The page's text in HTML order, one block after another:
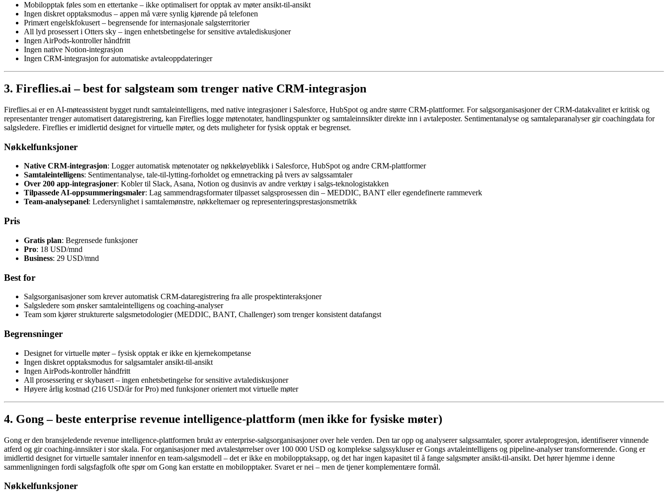
Mobilopptak føles som en ettertanke – ikke optimalisert for opptak av møter ansikt-til-ansikt
Ingen diskret opptaksmodus – appen må være synlig kjørende på telefonen
Primært engelskfokusert – begrensende for internasjonale salgsterritorier
All lyd prosessert i Otters sky – ingen enhetsbetingelse for sensitive avtalediskusjoner
Ingen AirPods-kontroller håndfritt
Ingen native Notion-integrasjon
Ingen CRM-integrasjon for automatiske avtaleoppdateringer
3. Fireflies.ai – best for salgsteam som trenger native CRM-integrasjon
Fireflies.ai er en AI-møteassistent bygget rundt samtaleintelligens, med native integrasjoner i Salesforce, HubSpot og andre større CRM-plattformer. For salgsorganisasjoner der CRM-datakvalitet er kritisk og
representanter trenger automatisert dataregistrering, kan Fireflies logge møtenotater, handlingspunkter og samtaleinnsikter direkte inn i avtaleposter. Sentimentanalyse og samtaleparanalyser gir coachingdata for
salgsledere. Fireflies er imidlertid designet for virtuelle møter, og dets muligheter for fysisk opptak er begrenset.
Nøkkelfunksjoner
Native CRM-integrasjon: Logger automatisk møtenotater og nøkkeløyeblikk i Salesforce, HubSpot og andre CRM-plattformer
Samtaleintelligens: Sentimentanalyse, tale-til-lytting-forholdet og emnetracking på tvers av salgssamtaler
Over 200 app-integrasjoner: Kobler til Slack, Asana, Notion og dusinvis av andre verktøy i salgs-teknologistakken
Tilpassede AI-oppsummeringsmaler: Lag sammendragsformater tilpasset salgsprosessen din – MEDDIC, BANT eller egendefinerte rammeverk
Team-analysepanel: Ledersynlighet i samtalemønstre, nøkkeltemaer og representeringsprestasjonsmetrikk
Pris
Gratis plan: Begrensede funksjoner
Pro: 18 USD/mnd
Business: 29 USD/mnd
Best for
Salgsorganisasjoner som krever automatisk CRM-dataregistrering fra alle prospektinteraksjoner
Salgsledere som ønsker samtaleintelligens og coaching-analyser
Team som kjører strukturerte salgsmetodologier (MEDDIC, BANT, Challenger) som trenger konsistent datafangst
Begrensninger
Designet for virtuelle møter – fysisk opptak er ikke en kjernekompetanse
Ingen diskret opptaksmodus for salgsamtaler ansikt-til-ansikt
Ingen AirPods-kontroller håndfritt
All prosessering er skybasert – ingen enhetsbetingelse for sensitive avtalediskusjoner
Høyere årlig kostnad (216 USD/år for Pro) med funksjoner orientert mot virtuelle møter
4. Gong – beste enterprise revenue intelligence-plattform (men ikke for fysiske møter)
Gong er den bransjeledende revenue intelligence-plattformen brukt av enterprise-salgsorganisasjoner over hele verden. Den tar opp og analyserer salgssamtaler, sporer avtaleprogresjon, identifiserer vinnende
atferd og gir coaching-innsikter i stor skala. For organisasjoner med avtalestørrelser over 100 000 USD og komplekse salgssykluser er Gongs avtaleintelligens og pipeline-analyser transformerende. Gong er
imidlertid designet for virtuelle samtaler innenfor en team-salgsmodell – det er ikke en mobilopptaksapp, og det har ingen kapasitet til å fange salgsmøter ansikt-til-ansikt. Det hører hjemme i denne
sammenligningen fordi salgsfagfolk ofte spør om Gong kan erstatte en mobilopptaker. Svaret er nei – men de tjener komplementære formål.
Nøkkelfunksjoner